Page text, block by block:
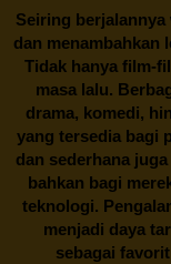
Seiring berjalannya
dan menambahkan
Tidak hanya film-
masa lalu.
drama, komedi,
yang tersedia bagi
dan sederhana
bahkan bagi
teknologi.
menjadi daya
sebagai